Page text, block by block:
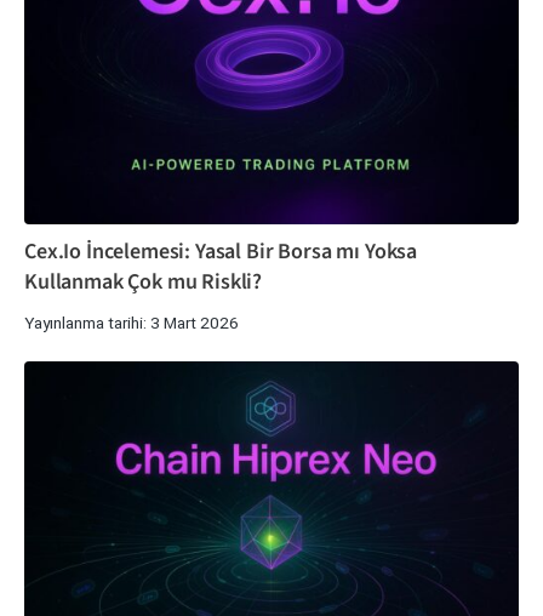
Cex.Io İncelemesi: Yasal Bir Borsa mı Yoksa
Kullanmak Çok mu Riskli?
Yayınlanma tarihi: 3 Mart 2026